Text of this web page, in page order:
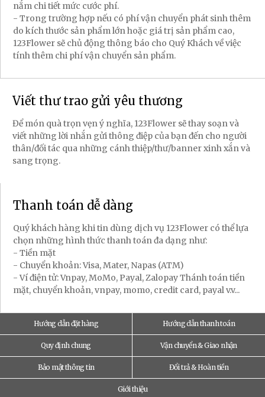
nắm chi tiết mức cước phí.
- Trong trường hợp nếu có phí vận chuyển phát sinh thêm
do kích thước sản phẩm lớn hoặc giá trị sản phẩm cao,
123Flower sẽ chủ động thông báo cho Quý Khách về việc
tính thêm chi phí vận chuyển sản phẩm.
Viết thư trao gửi yêu thương
Để món quà trọn vẹn ý nghĩa, 123Flower sẽ thay soạn và
viết những lời nhắn gửi thông điệp của bạn đến cho người
thân/đối tác qua những cánh thiệp/thư/banner xinh xắn và
sang trọng.
Thanh toán dễ dàng
Quý khách hàng khi tin dùng dịch vụ 123Flower có thể lựa
chọn những hình thức thanh toán đa dạng như:
- Tiền mặt
- Chuyển khoản: Visa, Mater, Napas (ATM)
- Ví điện tử: Vnpay, MoMo, Payal, Zalopay Thánh toán tiền
mặt, chuyển khoản, vnpay, momo, credit card, payal v.v...
Hướng dẫn đặt hàng Hướng dẫn thanh toán
Quy định chung Vận chuyển & Giao nhận
Bảo mật thông tin Đổi trả & Hoàn tiền
Giới thiệu